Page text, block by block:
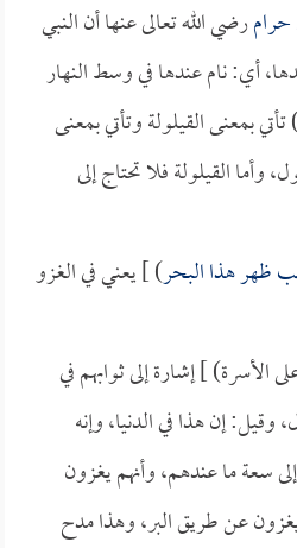
حرامرضي الله تعالى عنها أن النبي
أي: نام عندها في وسط النهار
بمعنى القيلولة وتأتي بمعنى
وأما القيلولة فلا تحتاج إلى
ظهر هذا البحر) ] يعني في الغزو
الأسرة) ] إشارة إلى ثوابهم في
إن هذا في الدنيا، وإنه
سعة ما عندهم، وأنهم يغزون
عن طريق البر، وهذا مدح